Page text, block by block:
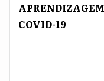
COVID-19